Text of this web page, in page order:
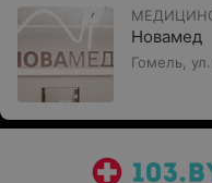
Новамед
Гомель,